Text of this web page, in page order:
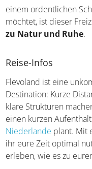
einem ordentlichen
möchtet, ist dieser
zu Natur und Ruhe.
Reise-Infos
Flevoland ist eine
Destination: Kurze
klare Strukturen
einen kurzen
Niederlande plant. Mit
ihr eure Zeit optimal
erleben, wie es zu